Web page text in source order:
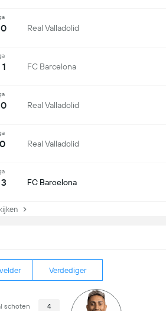
Verdediger
schoten 4
Real Valladolid
FC Barcelona
Real Valladolid
Real Valladolid
FC Barcelona